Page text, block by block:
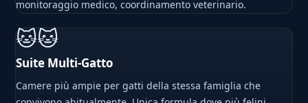
monitoraggio medico, coordinamento veterinario.
🐱🐱
Suite Multi-Gatto
Camere più ampie per gatti della stessa famiglia che